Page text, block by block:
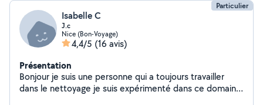
Particulier
Isabelle C
J.c
Nice (Bon-Voyage)
4,4/5 (16 avis)
Présentation
Bonjour je suis une personne qui a toujours travailler
dans le nettoyage je suis expérimenté dans ce domaine